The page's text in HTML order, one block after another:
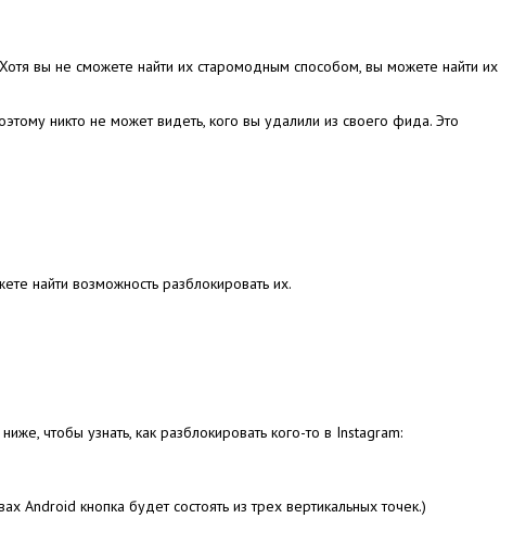
Хотя вы не сможете найти их старомодным способом, вы можете найти их
никто не может видеть, кого вы удалили из своего фида. Это
найти возможность разблокировать их.
ниже, чтобы узнать, как разблокировать кого-то в Instagram:
Android кнопка будет состоять из трех вертикальных точек.)